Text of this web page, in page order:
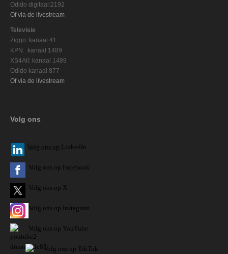
Odido digitaal:2192
Of via de livestream
Televisie
Ziggo: kanaal 41
KPN: kanaal 1489
XS4All: kanaal 1489
Odido kanaal 877
Of via de livestream
Volg ons
Volg ons op L inkedIn
Volg ons op Facebook
Volg ons op X
Volg ons op Instagram
Volg ons op YouTube
Volg ons op TikTok